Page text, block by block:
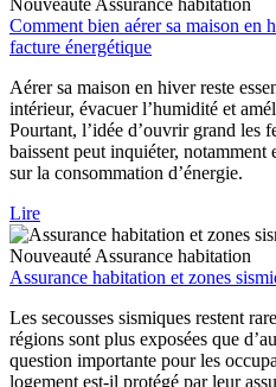
Comment bien aérer sa maison en
facture énergétique
Aérer sa maison en hiver reste
intérieur, évacuer l’humidité et
Pourtant, l’idée d’ouvrir grand les
baissent peut inquiéter, notamment
sur la consommation d’énergie.
Lire
Nouveauté Assurance habitation
Assurance habitation et zones
Les secousses sismiques restent
régions sont plus exposées que
question importante pour les
logement est-il protégé par leur